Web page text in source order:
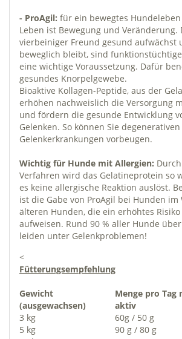
- ProAgil: für ein bewegtes
Leben ist Bewegung und Veränderung.
vierbeiniger Freund gesund aufwächst
beweglich bleibt, sind
eine wichtige Voraussetzung. Dafür
gesundes Knorpelgewebe.
Bioaktive Kollagen-Peptide, aus der
erhöhen nachweislich die Versorgung
und fördern die gesunde Entwicklung
Gelenken. So können Sie degenerativen
Gelenkerkrankungen vorbeugen.
Wichtig für Hunde mit Allergien:
Verfahren wird das Gelatineprotein so
es keine allergische Reaktion auslöst.
ist die Gabe von ProAgil bei Hunden im
älteren Hunden, die ein erhöhtes
aufweisen. Rund 90 % aller Hunde
leiden unter Gelenkproblemen!
<
Fütterungsempfehlung
Gewicht
(ausgewachsen)
Menge pro
aktiv
3 kg
60g / 50 g
5 kg
90 g / 80 g